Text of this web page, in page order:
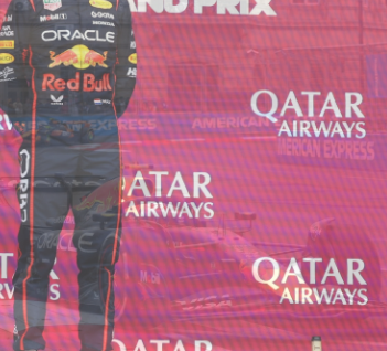
PATROCINADORES
LEGALES TICKETMASTER